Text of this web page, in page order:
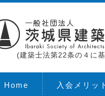
(建築士法第22条の４に
Home 入会メリッ